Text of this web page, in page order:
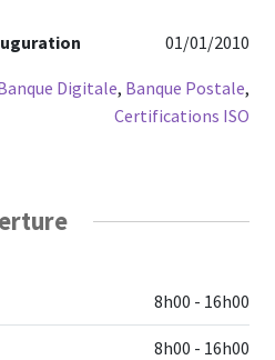
01/01/2010
Digitale, Banque Postale,
Certifications ISO
8h00 - 16h00
8h00 - 16h00